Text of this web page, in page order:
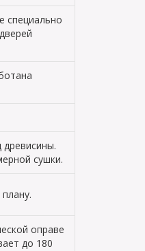
специально
сушки.
оправе
до 180